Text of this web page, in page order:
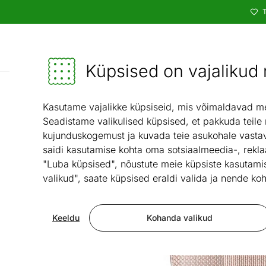
Küpsised on
Kasutame vajalikke küpsiseid, mis võimaldavad
Seadistame valikulised küpsised, et pakkuda
kujunduskogemust ja kuvada teie asukohale
saidi kasutamise kohta oma sotsiaalmeedia-,
"Luba küpsised", nõustute meie küpsiste
valikud", saate küpsised eraldi valida ja nende
Kohanda valikud
Keeldu
Mööbel ja sisustus - ON24